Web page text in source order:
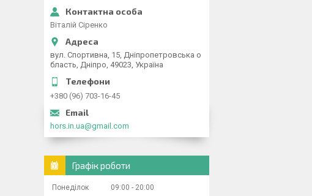
Віталій Сіренко
вул. Спортивна, 15, Дніпропетровська о
бласть, Дніпро, 49023, Україна
+380 (96) 703-16-45
hors.in.ua@gmail.com
Графік роботи
Понеділок 09:00 20:00